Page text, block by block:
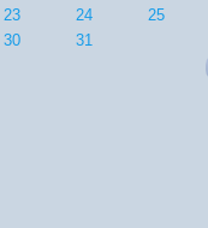
23
24 25
30
31